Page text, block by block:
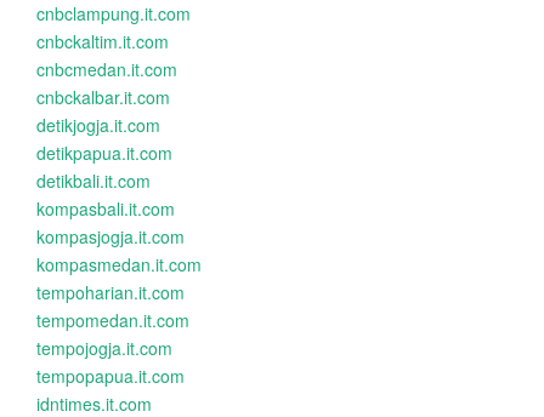
cnbclampung.it.com
cnbckaltim.it.com
cnbcmedan.it.com
cnbckalbar.it.com
detikjogja.it.com
detikpapua.it.com
detikbali.it.com
kompasbali.it.com
kompasjogja.it.com
kompasmedan.it.com
tempoharian.it.com
tempomedan.it.com
tempojogja.it.com
tempopapua.it.com
idntimes.it.com